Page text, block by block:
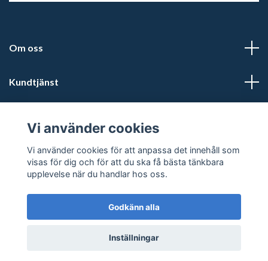
Om oss
Kundtjänst
Sociala medier
© 2026 Kalmars TravshopPowered by Quickbutik
Vi använder cookies
Vi använder cookies för att anpassa det innehåll som
visas för dig och för att du ska få bästa tänkbara
upplevelse när du handlar hos oss.
Godkänn alla
Inställningar